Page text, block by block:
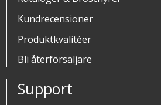
Kundrecensioner
Produktkvalitéer
Bli återförsäljare
Support